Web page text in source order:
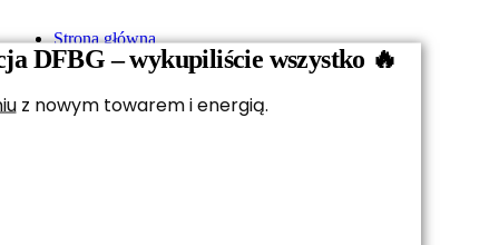
Strona główna
Kobieta
Dzieci
Akcesoria i pamiątki
DFBG – wykupiliście wszystko 🔥
z nowym towarem i energią.